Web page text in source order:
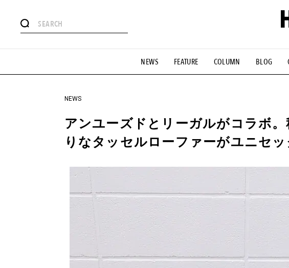
NEWS FEATURE COLUMN BLOG
#憧れの逸品 #ESSENTIAL DESIGNS #古着サミ
#GH 銘品の所以 #フイナムのYouTube #Commune H #FOCUS IT
#HANDSOME HANDBOOK
NEWS
アンユーズドとリーガルがコラボ
りなタッセルローファーがユニセッ